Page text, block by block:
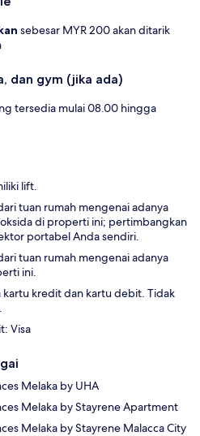
sebesar MYR 200 akan ditarik
dan gym (jika ada)
tersedia mulai 08.00 hingga
lift.
tuan rumah mengenai adanya
di properti ini; pertimbangkan
portabel Anda sendiri.
tuan rumah mengenai adanya
ini.
kartu kredit dan kartu debit. Tidak
Visa
Melaka by UHA
Melaka by Stayrene Apartment
Melaka by Stayrene Malacca City